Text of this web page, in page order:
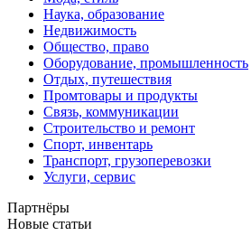
Наука, образование
Недвижимость
Общество, право
Оборудование, промышленность
Отдых, путешествия
Промтовары и продукты
Связь, коммуникации
Строительство и ремонт
Спорт, инвентарь
Транспорт, грузоперевозки
Услуги, сервис
Партнёры
Новые статьи